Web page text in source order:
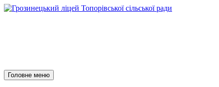
Пошук
Головне меню Перейти
до